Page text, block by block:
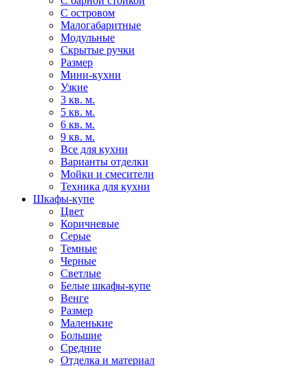
С островом
Малогабаритные
Модульные
Скрытые ручки
Размер
Мини-кухни
Узкие
3 кв. м.
5 кв. м.
6 кв. м.
9 кв. м.
Все для кухни
Варианты отделки
Мойки и смесители
Техника для кухни
Шкафы-купе
Цвет
Коричневые
Серые
Темные
Черные
Светлые
Белые шкафы-купе
Венге
Размер
Маленькие
Большие
Средние
Отделка и материал